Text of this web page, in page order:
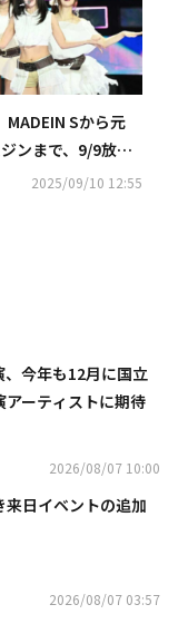
MADEIN Sから元
ンまで、9/9放送
」に出演
2025/09/10 12:55
、今年も12月に国立
ーティストに期待
2026/08/07 10:00
日イベントの追加
2026/08/07 03:57